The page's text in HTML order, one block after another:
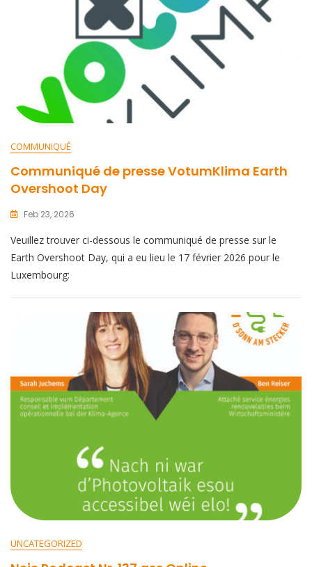
COMMUNIQUÉ
Communiqué de presse VotumKlima Earth
Overshoot Day
Feb 23, 2026
Veuillez trouver ci-dessous le communiqué de presse sur le
Earth Overshoot Day, qui a eu lieu le 17 février 2026 pour le
Luxembourg:
UNCATEGORIZED